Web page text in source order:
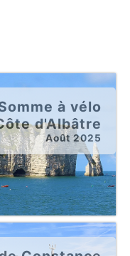
à vélo
d'Albâtre
Août 2025